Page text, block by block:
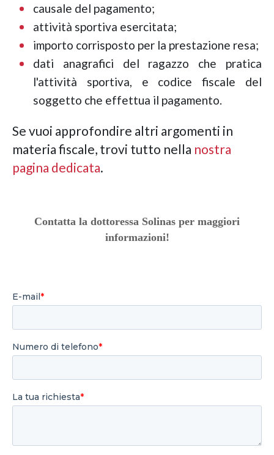
causale del pagamento;
attività sportiva esercitata;
importo corrisposto per la prestazione resa;
dati anagrafici del ragazzo che pratica
l'attività sportiva, e codice fiscale del
soggetto che effettua il pagamento.
Se vuoi approfondire altri argomenti in
materia fiscale, trovi tutto nella nostra
pagina dedicata.
Contatta la dottoressa Solinas per maggiori
informazioni!